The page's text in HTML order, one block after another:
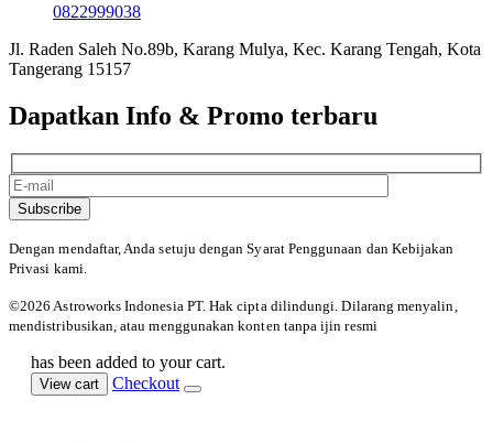
0822999038
Jl. Raden Saleh No.89b, Karang Mulya, Kec. Karang Tengah, Kota
Tangerang 15157
Dapatkan Info & Promo terbaru
Subscribe
Dengan mendaftar, Anda setuju dengan Syarat Penggunaan dan Kebijakan
Privasi kami.
©️2026 Astroworks Indonesia PT. Hak cipta dilindungi. Dilarang menyalin,
mendistribusikan, atau menggunakan konten tanpa ijin resmi
has been added to your cart.
View cart Checkout